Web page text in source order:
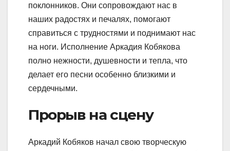
поклонников. Они сопровождают нас в
наших радостях и печалях, помогают
справиться с трудностями и поднимают нас
на ноги. Исполнение Аркадия Кобякова
полно нежности, душевности и тепла, что
делает его песни особенно близкими и
сердечными.
Прорыв на сцену
Аркадий Кобяков начал свою творческую